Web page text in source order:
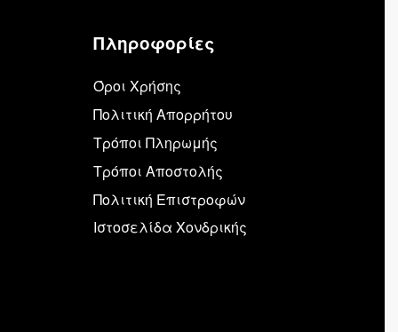
Πληροφορίες
Όροι Χρήσης
Πολιτική Απορρήτου
Τρόποι Πληρωμής
Τρόποι Αποστολής
Πολιτική Επιστροφών
Ιστοσελίδα Χονδρικής